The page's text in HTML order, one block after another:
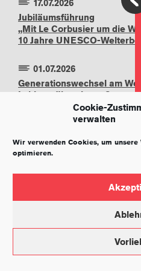
Cookie-
verwalten
Wir verwenden Cookies, um
optimieren.
17.07.2026
Jubiläumsführung
„Mit Le Corbusier um die
10 Jahre UNESCO-Welterbe“
01.07.2026
Generationswechsel am
Lebherz übernimmt
Weissenhofmuseum und
Sommerfest am Killesberg –
Kultur auf der Höhe
Gartensanierung am
UNESCO-Welterbetag 2026